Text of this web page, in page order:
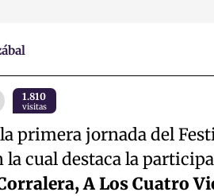
1.810
visitas
primera jornada del
la cual destaca la
A Los Cuatro